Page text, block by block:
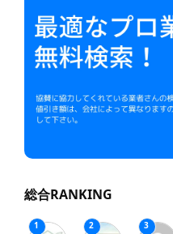
総合RANKING